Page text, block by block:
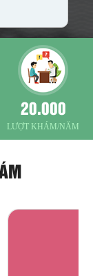
20.000
LƯỢT KHÁM/NĂM